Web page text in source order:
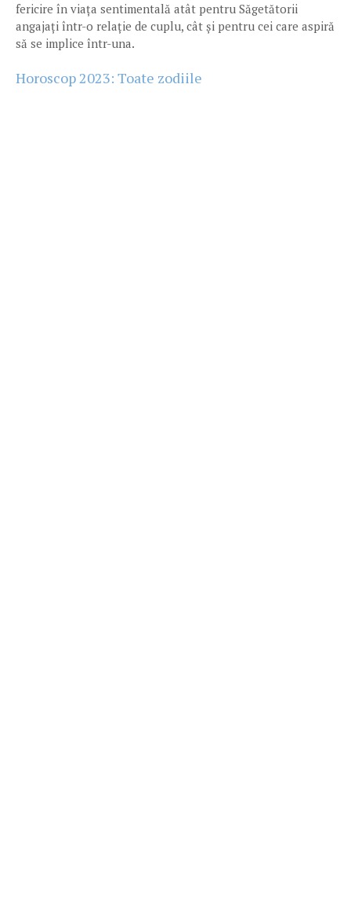
fericire în viața sentimentală atât pentru Săgetătorii
angajați într-o relație de cuplu, cât și pentru cei care aspiră
să se implice într-una.
Horoscop 2023: Toate zodiile